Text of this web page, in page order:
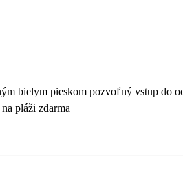
bielym pieskom pozvoľný vstup do
pláži zdarma